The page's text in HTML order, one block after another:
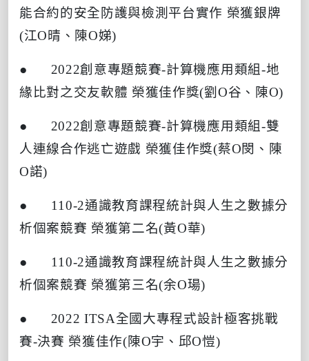
能合約的安全防護與檢測平台實作 榮獲銀牌
(江O晴、陳O娣)
● 2022創意專題競賽-計算機應用類組-地
緣比對之交友軟體 榮獲佳作獎(劉 O谷、陳O)
● 2022創意專題競賽-計算機應用類組-雙
人連線合作逃亡遊戲 榮獲佳作獎(蔡O閔、陳
O諾)
● 110-2通識教育課程統計與人生之數據分
析個案競賽 榮獲第二名(黃O華)
● 110-2通識教育課程統計與人生之數據分
析個案競賽 榮獲第三名(余O瑒)
● 2022 ITSA全國大專程式設計極客挑戰
賽-決賽 榮獲佳作(陳O宇、邱O愷)